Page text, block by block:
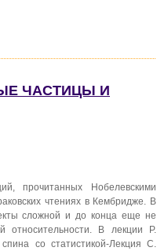
ЧАСТИЦЫ И
прочитанных Нобелевскими
чтениях в Кембридже. В
сложной и до конца еще не
относительности. В лекции Р.
со статистикой-Лекция С.